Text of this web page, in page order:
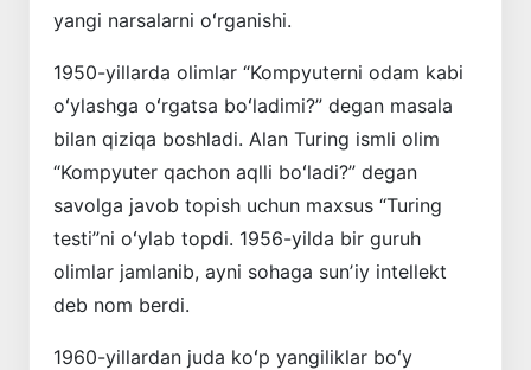
yangi narsalarni oʻrganishi.
1950-yillarda olimlar “Kompyuterni odam kabi
oʻylashga oʻrgatsa boʻladimi?” degan masala
bilan qiziqa boshladi. Alan Turing ismli olim
“Kompyuter qachon aqlli boʻladi?” degan
savolga javob topish uchun maxsus “Turing
testi”ni oʻylab topdi. 1956-yilda bir guruh
olimlar jamlanib, ayni sohaga sunʼiy intellekt
deb nom berdi.
1960-yillardan juda koʻp yangiliklar boʻy